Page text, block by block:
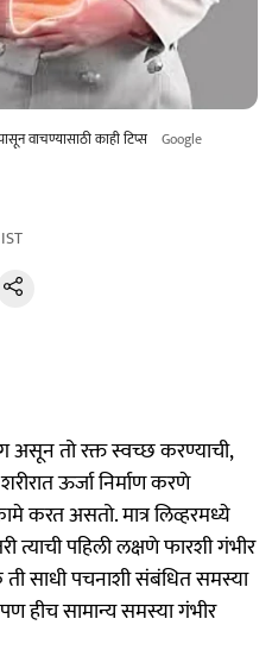
वाचण्यासाठी काही टिप्स Google
IST
असून तो रक्त स्वच्छ करण्याची,
ऊर्जा निर्माण करणे
करत असतो. मात्र लिव्हरमध्ये
त्याची पहिली लक्षणे फारशी गंभीर
साधी पचनाशी संबंधित समस्या
हीच सामान्य समस्या गंभीर